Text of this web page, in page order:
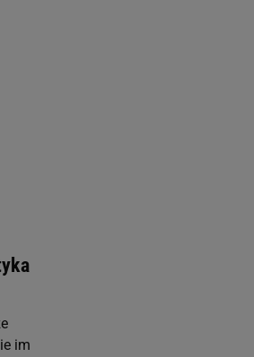
im